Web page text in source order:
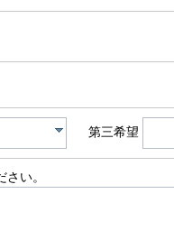
第三希望
い。